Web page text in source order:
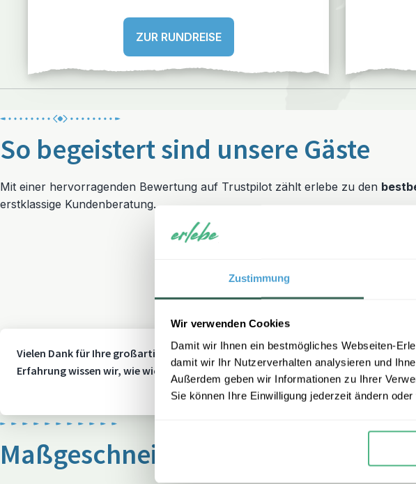
Zustimmung
Wir verwenden Cookies
Damit wir Ihnen ein bestmögliches Webseiten-
damit wir Ihr Nutzerverhalten analysieren und
Außerdem geben wir Informationen zu Ihrer
Sie können Ihre Einwilligung jederzeit ändern oder
ZUR RUNDREISE
So begeistert sind unsere Gäste
Mit einer hervorragenden Bewertung auf Trustpilot zählt erlebe zu den
erstklassige Kundenberatung.
Vielen Dank für Ihre großartige Bewertung! Mit einem TrustScore von 4,8
Erfahrung wissen wir, wie wichtig Flexibilität und Sicherheit sind – deshalb
Maßgeschneiderte Kanada